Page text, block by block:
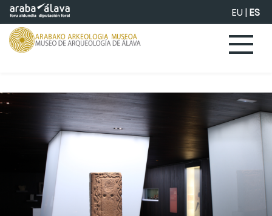
Saltar al contenido principal EU|ES